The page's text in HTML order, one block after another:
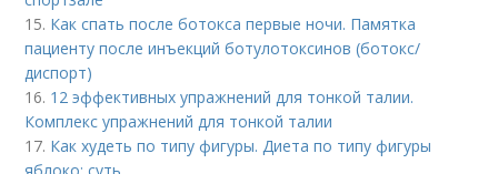
15. Как спать после ботокса первые ночи. Памятка
пациенту после инъекций ботулотоксинов (ботокс/
диспорт)
16. 12 эффективных упражнений для тонкой талии.
Комплекс упражнений для тонкой талии
17. Как худеть по типу фигуры. Диета по типу фигуры